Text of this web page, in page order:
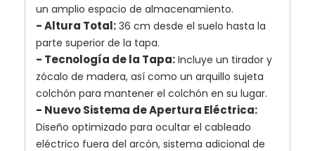
un amplio espacio de almacenamiento.
- Altura Total: 36 cm desde el suelo hasta la
parte superior de la tapa.
- Tecnología de la Tapa: Incluye un tirador y
zócalo de madera, así como un arquillo sujeta
colchón para mantener el colchón en su lugar.
- Nuevo Sistema de Apertura Eléctrica:
Diseño optimizado para ocultar el cableado
eléctrico fuera del arcón, sistema adicional de